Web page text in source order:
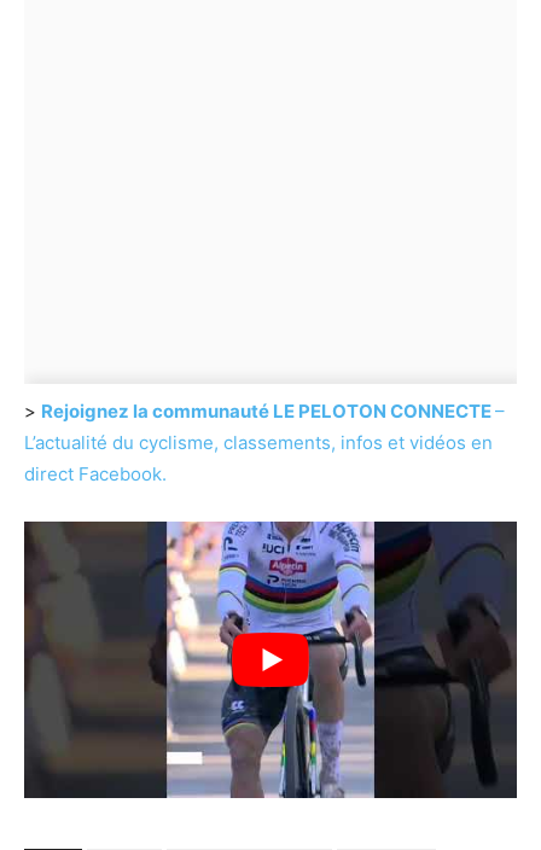
> Rejoignez la communauté LE PELOTON CONNECTE–
L’actualité du cyclisme, classements, infos et vidéos en
direct Facebook.